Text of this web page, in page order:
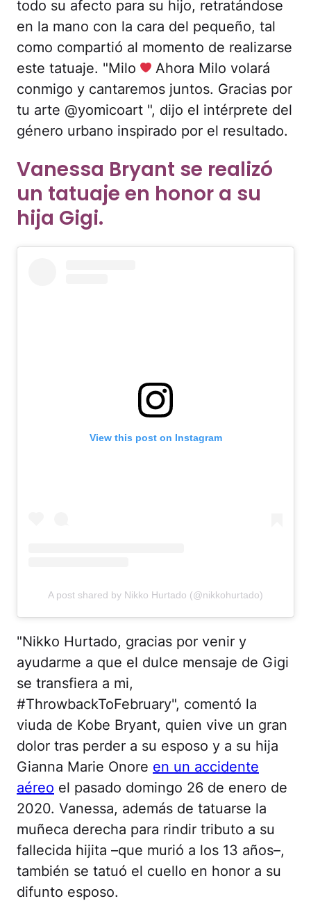
todo su afecto para su hijo, retratándose
en la mano con la cara del pequeño, tal
como compartió al momento de realizarse
este tatuaje. "Milo
Ahora Milo volará
conmigo y cantaremos juntos. Gracias por
tu arte @yomicoart ", dijo el intérprete del
género urbano inspirado por el resultado.
Vanessa Bryant se realizó
un tatuaje en honor a su
hija Gigi.
View this post on Instagram
A post shared by Nikko Hurtado (@nikkohurtado)
"Nikko Hurtado, gracias por venir y
ayudarme a que el dulce mensaje de Gigi
se transfiera a mi,
#ThrowbackToFebruary", comentó la
viuda de Kobe Bryant, quien vive un gran
dolor tras perder a su esposo y a su hija
Gianna Marie Onore en un accidente
aéreo el pasado domingo 26 de enero de
2020. Vanessa, además de tatuarse la
muñeca derecha para rindir tributo a su
fallecida hijita –que murió a los 13 años–,
también se tatuó el cuello en honor a su
difunto esposo.